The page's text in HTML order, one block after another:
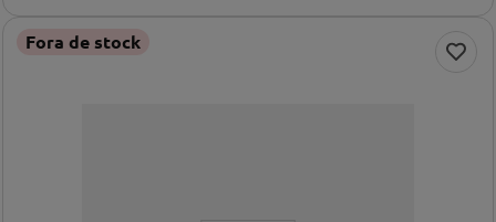
Fora de stock